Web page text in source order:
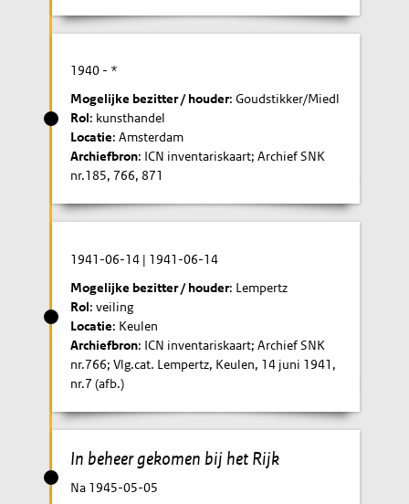
1940 - *
Mogelijke bezitter / houder: Goudstikker/Miedl
Rol: kunsthandel
Locatie: Amsterdam
Archiefbron: ICN inventariskaart; Archief SNK
nr.185, 766, 871
1941-06-14 | 1941-06-14
Mogelijke bezitter / houder: Lempertz
Rol: veiling
Locatie: Keulen
Archiefbron: ICN inventariskaart; Archief SNK
nr.766; Vlg.cat. Lempertz, Keulen, 14 juni 1941,
nr.7 (afb.)
In beheer gekomen bij het Rijk
Na 1945-05-05